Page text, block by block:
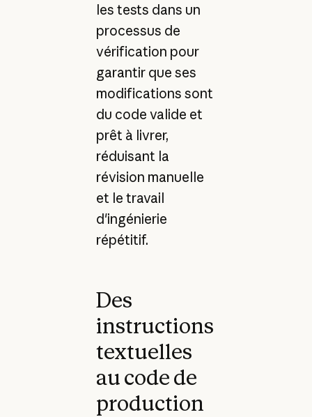
les tests dans un
processus de
vérification pour
garantir que ses
modifications sont
du code valide et
prêt à livrer,
réduisant la
révision manuelle
et le travail
d'ingénierie
répétitif.
Des
instructions
textuelles
au code de
production